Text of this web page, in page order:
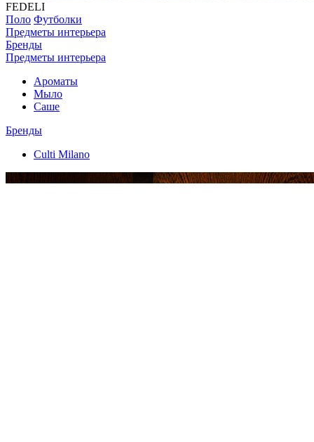
FEDELI
Поло Футболки
Предметы интерьера
Бренды
Предметы интерьера
Ароматы
Мыло
Саше
Бренды
Culti Milano